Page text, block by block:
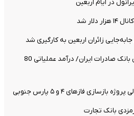
در ایام اربعین
شد
تغییر مثبت در عملکرد مالی بانک صادرات ایران/ درآمد عملیاتی 80
فازهای ۴ و ۵ پارس جنوبی
بانک تجارت